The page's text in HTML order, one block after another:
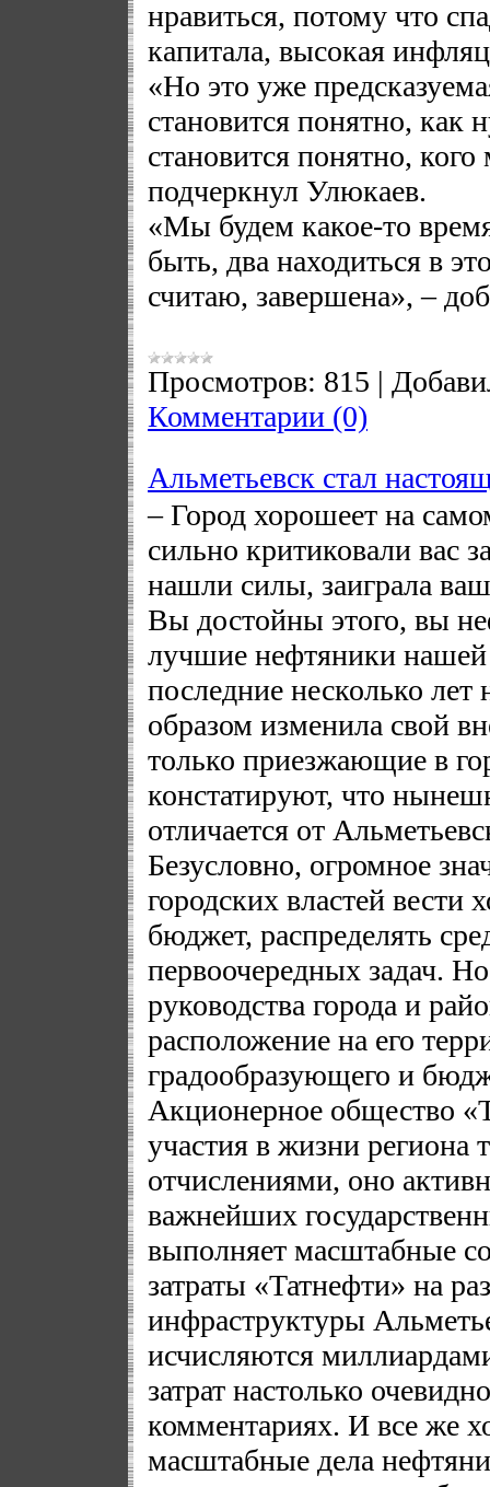
нравиться, потому что
капитала, высокая
«Но это уже
становится понятно, как
становится понятно,
подчеркнул Улюкаев.
«Мы будем какое-то
быть, два находиться в
считаю, завершена», –
Просмотров: 815 |
Комментарии (0)
Альметьевск стал
– Город хорошеет на
сильно критиковали вас
нашли силы, заиграла
Вы достойны этого, вы
лучшие нефтяники нашей
последние несколько
образом изменила свой
только приезжающие в
констатируют, что
отличается от
Безусловно, огромное
городских властей вести
бюджет, распределять
первоочередных задач.
руководства города и
расположение на его
градообразующего и
Акционерное общество
участия в жизни
отчислениями, оно
важнейших
выполняет масштабные
затраты «Татнефти» на
инфраструктуры
исчисляются
затрат настолько
комментариях. И все же
масштабные дела